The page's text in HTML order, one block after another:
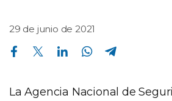
29 de junio de 2021
Compartir en Facebook Compartir en Twitter Compartir en Linkedin Compartir en Whatsapp
La Agencia Nacional de